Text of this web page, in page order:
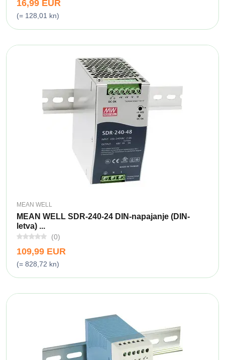
16,99 EUR
(= 128,01 kn)
MEAN WELL
MEAN WELL SDR-240-24 DIN-napajanje (DIN-
letva) ...
(0)
109,99 EUR
(= 828,72 kn)